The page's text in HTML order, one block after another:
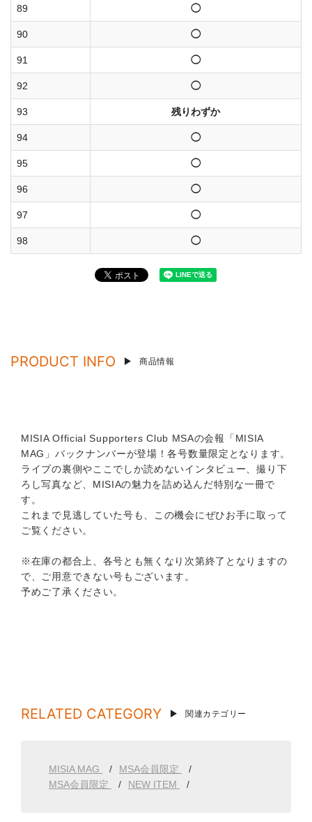
89 ◯
90 ◯
91 ◯
92 ◯
93 残りわずか
94 ◯
95 ◯
96 ◯
97 ◯
98 ◯
PRODUCT INFO 商品情報
MISIA Official Supporters Club MSAの会報「MISIA
MAG」バックナンバーが登場！各号数量限定となります。
ライブの裏側やここでしか読めないインタビュー、撮り下
ろし写真など、MISIAの魅力を詰め込んだ特別な一冊で
す。
これまで見逃していた号も、この機会にぜひお手に取って
ご覧ください。
※在庫の都合上、各号とも無くなり次第終了となりますの
で、ご用意できない号もございます。
予めご了承ください。
RELATED CATEGORY 関連カテゴリー
MISIA MAG
MSA会員限定
MSA会員限定
NEW ITEM